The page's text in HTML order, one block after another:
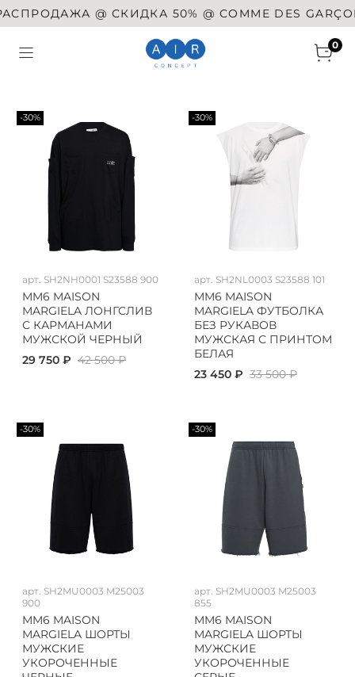
@ СКИДКА 50% @ COMME DES GARÇONS @
0
-30%
арт. SH2NH0001 S23588 900
MM6 MAISON
MARGIELA ЛОНГСЛИВ
С КАРМАНАМИ
МУЖСКОЙ ЧЕРНЫЙ
29 750 ₽ 42 500 ₽
-30%
арт. SH2NL0003 S23588 101
MM6 MAISON
MARGIELA ФУТБОЛКА
БЕЗ РУКАВОВ
МУЖСКАЯ С ПРИНТОМ
БЕЛАЯ
23 450 ₽ 33 500 ₽
-30%
арт. SH2MU0003 M25003
900
MM6 MAISON
MARGIELA ШОРТЫ
МУЖСКИЕ
УКОРОЧЕННЫЕ
-30%
арт. SH2MU0003 M25003
855
MM6 MAISON
MARGIELA ШОРТЫ
МУЖСКИЕ
УКОРОЧЕННЫЕ